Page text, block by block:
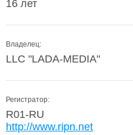
16 лет
Владелец:
LLC "LADA-MEDIA"
Регистратор:
R01-RU
http://www.ripn.net